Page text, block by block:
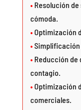
•Resolución de
cómoda.
•Optimización
•Simplificación
•Reducción de
contagio.
•Optimización
comerciales.